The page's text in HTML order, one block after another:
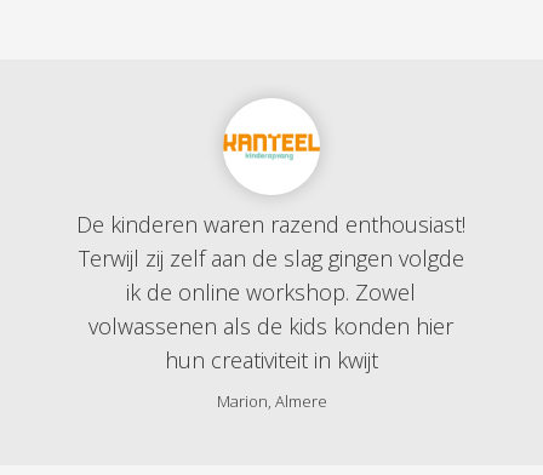
De kinderen waren razend enthousiast!
Terwijl zij zelf aan de slag gingen volgde
ik de online workshop. Zowel
volwassenen als de kids konden hier
hun creativiteit in kwijt
Marion, Almere